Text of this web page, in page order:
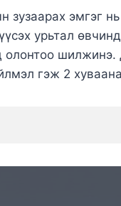
зузаарах эмгэг
урьтал
олонтоо шилжинэ.
гэж 2